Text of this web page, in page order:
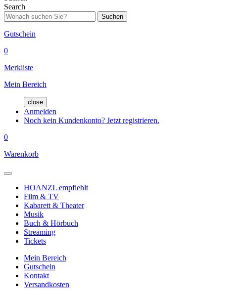
Search
Suchen
Gutschein
0
Merkliste
Mein Bereich
close
Anmelden
Noch kein Kundenkonto? Jetzt registrieren.
0
Warenkorb
HOANZL empfiehlt
Film & TV
Kabarett & Theater
Musik
Buch & Hörbuch
Streaming
Tickets
Mein Bereich
Gutschein
Kontakt
Versandkosten